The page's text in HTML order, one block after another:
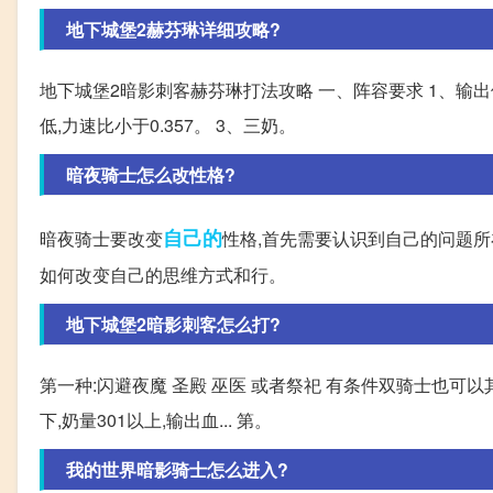
地下城堡2赫芬琳详细攻略?
地下城堡2暗影刺客赫芬琳打法攻略 一、阵容要求 1、输
低,力速比小于0.357。 3、三奶。
暗夜骑士怎么改性格?
暗夜骑士要改变自己的性格,首先需要认识到自己的问题
如何改变自己的思维方式和行。
地下城堡2暗影刺客怎么打?
第一种:闪避夜魔 圣殿 巫医 或者祭祀 有条件双骑士也可
下,奶量301以上,输出血... 第。
我的世界暗影骑士怎么进入?